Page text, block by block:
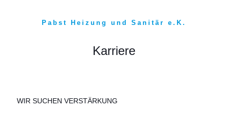
Pabst Heizung und Sanitär e.K.
Karriere
WIR SUCHEN VERSTÄRKUNG